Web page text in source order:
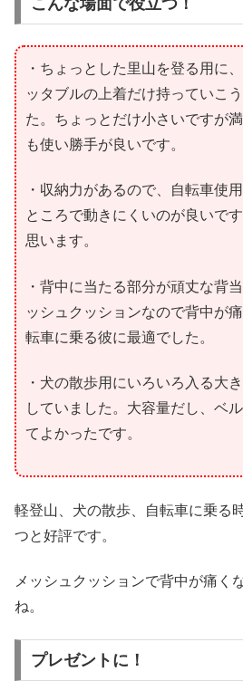
こんな場面で役立つ！
・ちょっとした里山を登る用に
ッタブルの上着だけ持っていこ
た。ちょっとだけ小さいですが
も使い勝手が良いです。
・収納力があるので、自転車使
ところで動きにくいのが良いで
思います。
・背中に当たる部分が頑丈な背
ッシュクッションなので背中が
転車に乗る彼に最適でした。
・犬の散歩用にいろいろ入る大
していました。大容量だし、ベ
てよかったです。
軽登山、犬の散歩、自転車に乗る
つと好評です。
メッシュクッションで背中が痛く
ね。
プレゼントに！